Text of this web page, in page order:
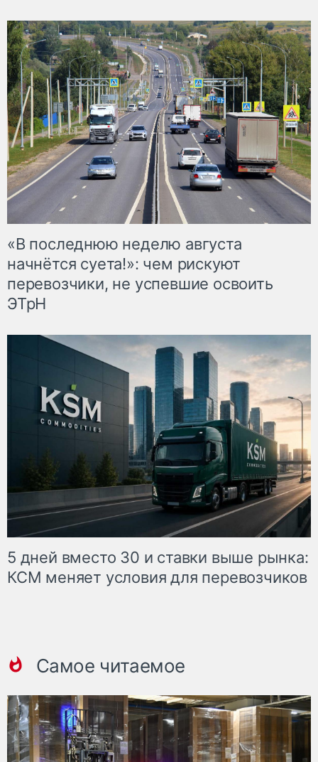
«В последнюю неделю августа
начнётся суета!»: чем рискуют
перевозчики, не успевшие освоить
ЭТрН
5 дней вместо 30 и ставки выше рынка:
КСМ меняет условия для перевозчиков
Самое читаемое